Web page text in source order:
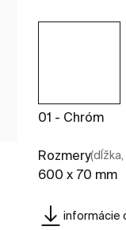
01 - Chróm
Rozmery(dĺžka,
600 x 70 mm
informácie